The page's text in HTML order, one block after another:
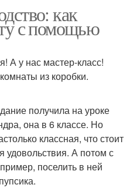
как
с помощью
А у нас мастер-класс!
из коробки.
получила на уроке
она в 6 классе. Но
классная, что стоит
удовольствия. А потом с
поселить в ней